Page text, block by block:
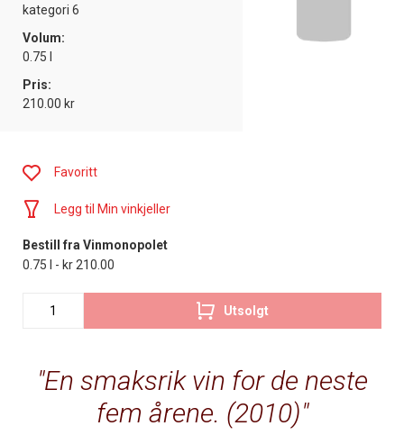
kategori 6
Volum:
0.75 l
Pris:
210.00 kr
En smaksrik vin for de neste
fem årene. (2010)
Favoritt
Legg til Min vinkjeller
Bestill fra Vinmonopolet
0.75 l - kr 210.00
Utsolgt